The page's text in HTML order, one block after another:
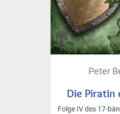
Peter
Die Piratin
Folge IV des 17-